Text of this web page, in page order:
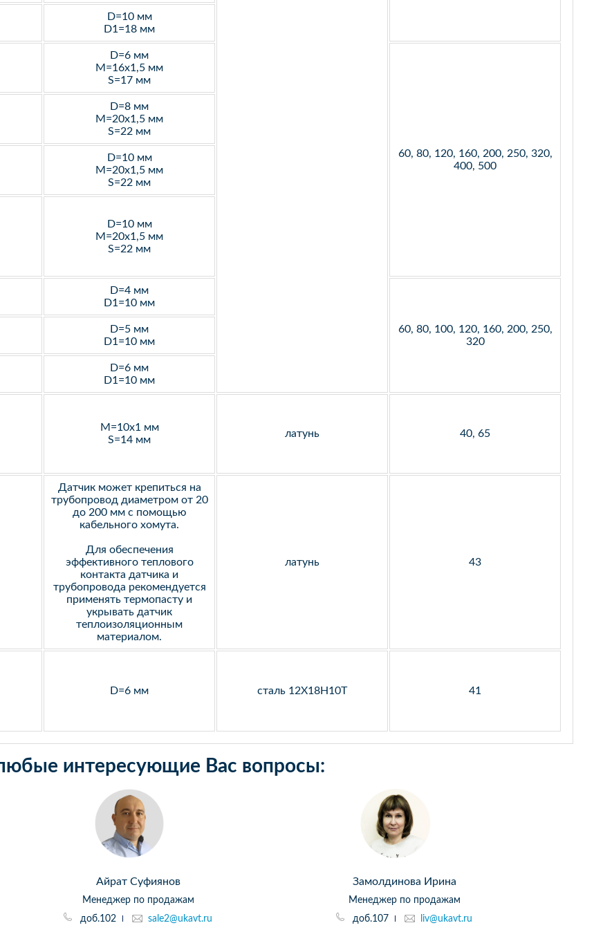
D=10 мм
D1=18 мм
D=6 мм
M=16х1,5 мм
S=17 мм
60, 80, 120, 160, 200, 250, 320,
400, 500
D=8 мм
M=20х1,5 мм
S=22 мм
D=10 мм
M=20х1,5 мм
S=22 мм
D=10 мм
M=20х1,5 мм
S=22 мм
D=4 мм
D1=10 мм
60, 80, 100, 120, 160, 200, 250,
320
D=5 мм
D1=10 мм
D=6 мм
D1=10 мм
M=10х1 мм
S=14 мм
латунь 40, 65
Датчик может крепиться на
трубопровод диаметром от 20
до 200 мм с помощью
кабельного хомута.
Для обеспечения
эффективного теплового
контакта датчика и
трубопровода рекомендуется
применять термопасту и
укрывать датчик
теплоизоляционным
материалом.
латунь 43
D=6 мм сталь 12Х18Н10Т 41
интересующие Вас вопросы:
Айрат Суфиянов
Менеджер по продажам
доб.102
sale2@ukavt.ru
Замолдинова Ирина
Менеджер по продажам
доб.107
liv@ukavt.ru